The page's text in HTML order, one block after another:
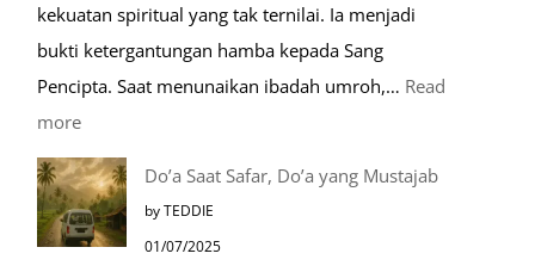
Dengan
Kereta
Cepat
kekuatan spiritual yang tak ternilai. Ia menjadi
bukti ketergantungan hamba kepada Sang
Pencipta. Saat menunaikan ibadah umroh,… Read
more:
Tempat-
Tempat
Mustajab
Do’a Saat Safar, Do’a yang Mustajab
by TEDDIE
01/07/2025